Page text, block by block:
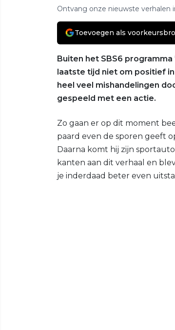
Ontvang onze nieuwste verhalen
Toevoegen als
Buiten het SBS6 programma
laatste tijd niet om positief
heel veel mishandelingen
gespeeld met een actie.
Zo gaan er op dit moment
paard even de sporen geeft
Daarna komt hij zijn
kanten aan dit verhaal en
je inderdaad beter even